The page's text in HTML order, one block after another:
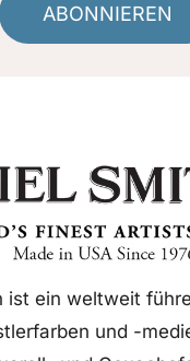
ABONNIEREN
ist ein weltweit
und -